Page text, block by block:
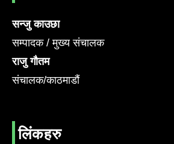
सन्जु काउछा
सम्पादक / मुख्य संचालक
राजु गौतम
संचालक/काठमाडौं
लिंकहरु